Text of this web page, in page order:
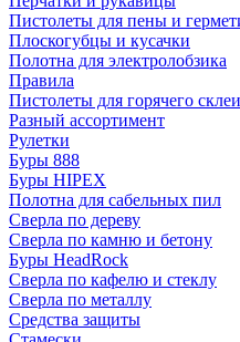
Пистолеты для пены и
Плоскогубцы и кусачки
Полотна для электролобзика
Правила
Пистолеты для горячего
Разный ассортимент
Рулетки
Буры 888
Буры HIPEX
Полотна для сабельных пил
Сверла по дереву
Сверла по камню и бетону
Буры HeadRock
Сверла по кафелю и стеклу
Сверла по металлу
Средства защиты